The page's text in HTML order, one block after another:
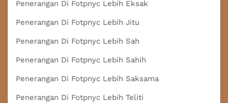
Penerangan Di Fotpnyc Lebih Eksak
Penerangan Di Fotpnyc Lebih Jitu
Penerangan Di Fotpnyc Lebih Sah
Penerangan Di Fotpnyc Lebih Sahih
Penerangan Di Fotpnyc Lebih Saksama
Penerangan Di Fotpnyc Lebih Teliti